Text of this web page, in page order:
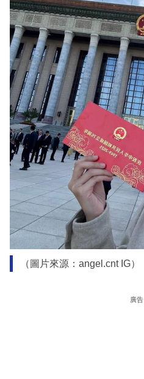
（圖片來源：angel.cnt IG）
廣告